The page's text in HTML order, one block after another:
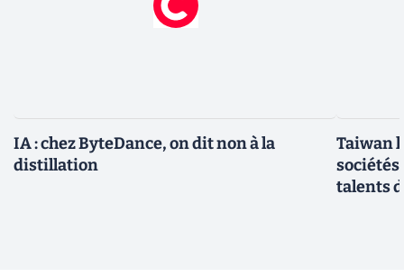
IA : chez ByteDance, on dit non à la
distillation
Taiwan
sociétés
talents